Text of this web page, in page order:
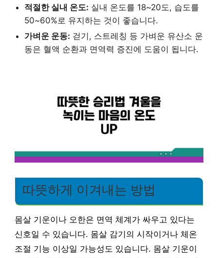
적절한 실내 온도: 실내 온도를 18~20도, 습도를
50~60%로 유지하는 것이 좋습니다.
가벼운 운동: 걷기, 스트레칭 등 가벼운 유산소 운
동은 혈액 순환과 면역력 증진에 도움이 됩니다.
따뜻하게 이겨내는 방법
몸살 기운이나 오한은 면역 체계가 싸우고 있다는
신호일 수 있습니다. 몸살 감기의 시작이거나 체온
조절 기능 이상일 가능성도 있습니다. 몸살 기운이